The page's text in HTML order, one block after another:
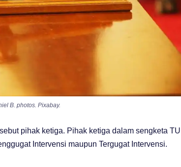
B. photos. Pixabay.
pihak ketiga. Pihak ketiga dalam sengketa
Intervensi maupun Tergugat Intervensi.